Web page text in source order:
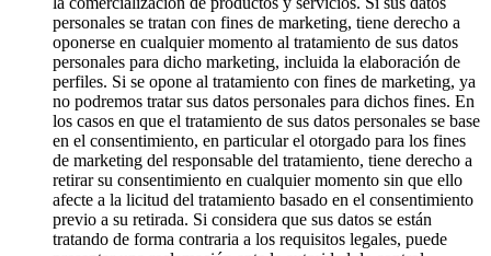
personales se tratan con fines de marketing, tiene derecho a
oponerse en cualquier momento al tratamiento de sus datos
personales para dicho marketing, incluida la elaboración de
perfiles. Si se opone al tratamiento con fines de marketing, ya
no podremos tratar sus datos personales para dichos fines. En
los casos en que el tratamiento de sus datos personales se base
en el consentimiento, en particular el otorgado para los fines
de marketing del responsable del tratamiento, tiene derecho a
retirar su consentimiento en cualquier momento sin que ello
afecte a la licitud del tratamiento basado en el consentimiento
previo a su retirada. Si considera que sus datos se están
tratando de forma contraria a los requisitos legales, puede